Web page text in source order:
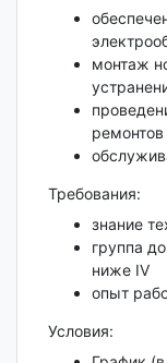
монтаж
Требования:
знание
группа
ниже IV
опыт
Условия: